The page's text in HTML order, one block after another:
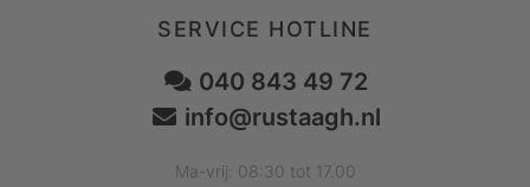
SERVICE HOTLINE
040 843 49 72
info@rustaagh.nl
Ma-vrij: 08:30 tot 17.00